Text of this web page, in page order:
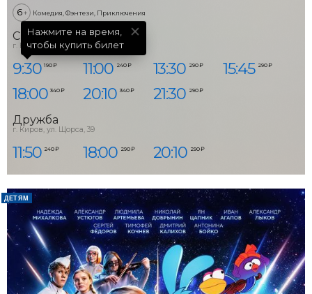
6+ Комедия, Фэнтези, Приключения
Смена
г. Киров, ул. Спасская, д. 34
9:30 190 ₽ 11:00 240 ₽ 13:30 290 ₽ 15:45 290 ₽
18:00 340 ₽ 20:10 340 ₽ 21:30 290 ₽
Дружба
г. Киров, ул. Щорса, 39
11:50 240 ₽ 18:00 290 ₽ 20:10 290 ₽
ДЕТЯМ
Нажмите на время,
чтобы купить билет